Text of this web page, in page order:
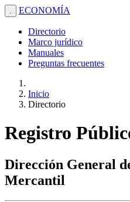
. ECONOMÍA
Directorio
Marco jurídico
Manuales
Preguntas frecuentes
Inicio
Directorio
Registro
Dirección General
Mercantil